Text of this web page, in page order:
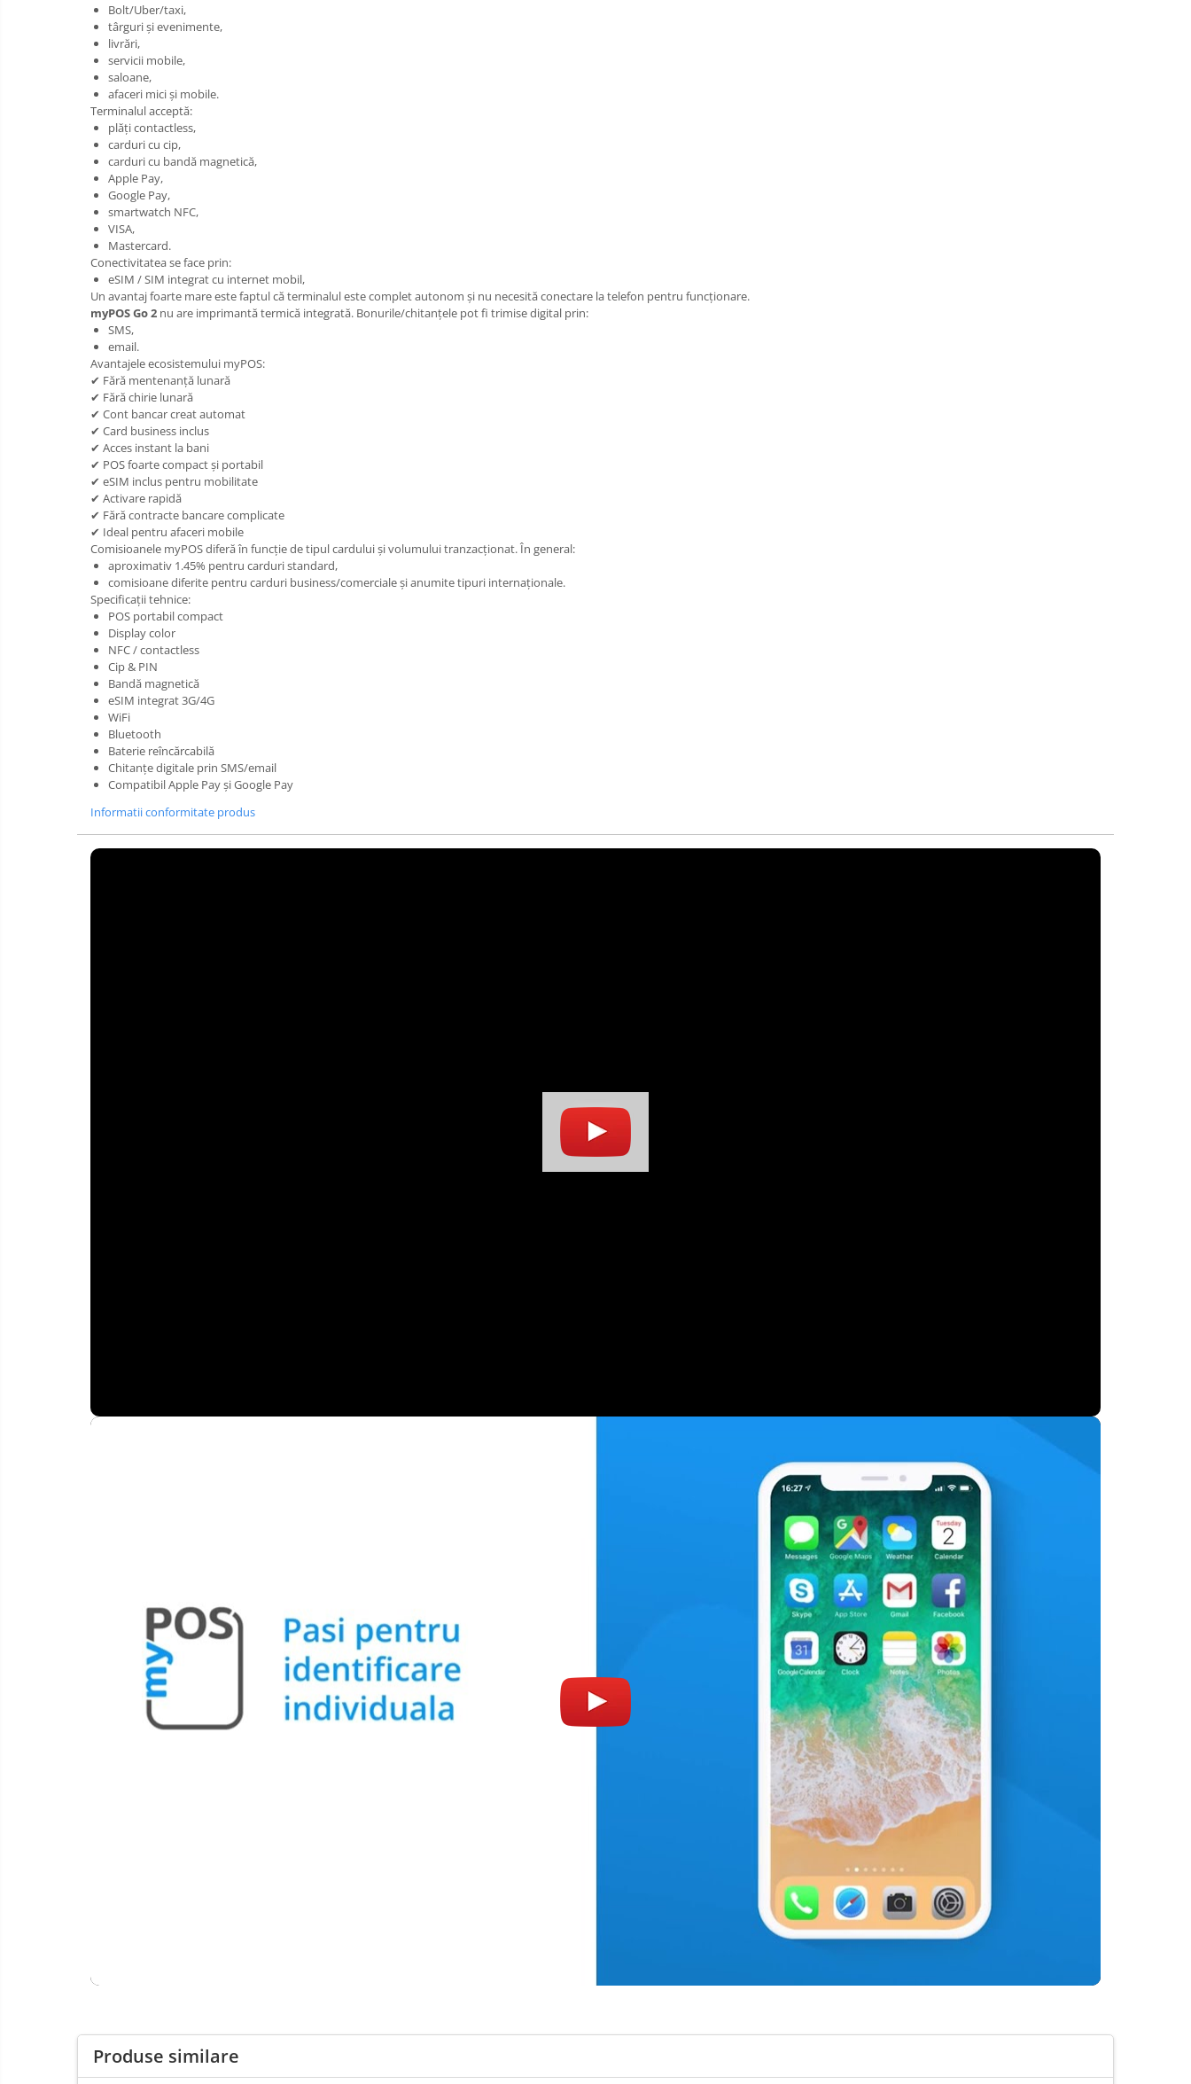
Etichete termice autoadezive
Eichete pentru raft
Sisteme de afisare in magazin
Cosuri si carucioare
Pentru HoReCa
Pentru magazine
Bolt/Uber/taxi,
târguri și evenimente,
livrări,
servicii mobile,
saloane,
afaceri mici și mobile.
Terminalul acceptă:
plăți contactless,
carduri cu cip,
carduri cu bandă magnetică,
Apple Pay,
Google Pay,
smartwatch NFC,
VISA,
Mastercard.
Conectivitatea se face prin:
eSIM / SIM integrat cu internet mobil,
Un avantaj foarte mare este faptul că terminalul este complet autonom și nu necesită conectare la telefon pentru funcționare.
myPOS Go 2 nu are imprimantă termică integrată. Bonurile/chitanțele pot fi trimise digital prin:
SMS,
email.
Avantajele ecosistemului myPOS:
✔ Fără mentenanță lunară
✔ Fără chirie lunară
✔ Cont bancar creat automat
✔ Card business inclus
✔ Acces instant la bani
✔ POS foarte compact și portabil
✔ eSIM inclus pentru mobilitate
✔ Activare rapidă
✔ Fără contracte bancare complicate
✔ Ideal pentru afaceri mobile
Comisioanele myPOS diferă în funcție de tipul cardului și volumului tranzacționat. În general:
aproximativ 1.45% pentru carduri standard,
comisioane diferite pentru carduri business/comerciale și anumite tipuri internaționale.
Specificații tehnice:
POS portabil compact
Display color
NFC / contactless
Cip & PIN
Bandă magnetică
eSIM integrat 3G/4G
WiFi
Bluetooth
Baterie reîncărcabilă
Chitanțe digitale prin SMS/email
Compatibil Apple Pay și Google Pay
Informatii conformitate produs
Produse similare